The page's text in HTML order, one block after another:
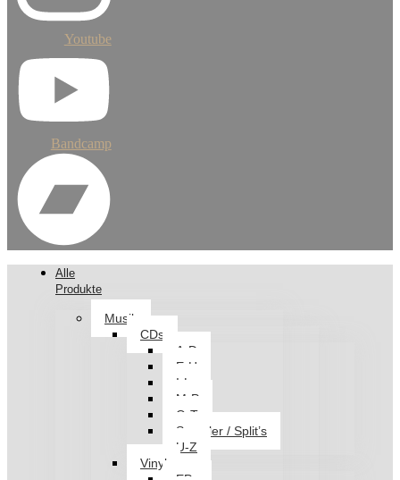
Youtube
Bandcamp
Alle
Produkte
Musik
CDs
A-D
E-H
I-L
M-P
Q-T
Sampler / Split’s
U-Z
Vinyl